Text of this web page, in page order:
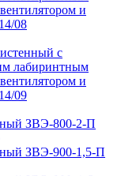
и
08
с
лабиринтным
и
09
ЗВЭ-800-2-П
ЗВЭ-900-1,5-П